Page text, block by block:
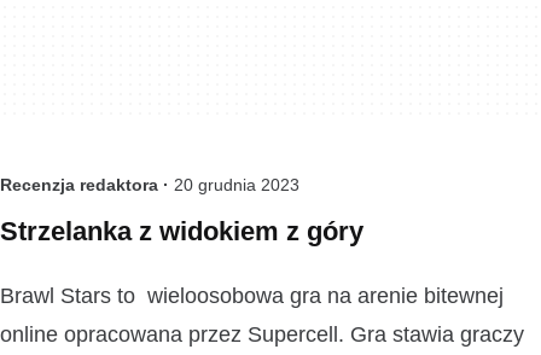
Recenzja redaktora · 20 grudnia 2023
Strzelanka z widokiem z góry
Brawl Stars to wieloosobowa gra na arenie bitewnej
online opracowana przez Supercell. Gra stawia graczy